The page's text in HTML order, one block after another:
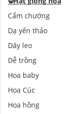
Cẩm chướng
Dạ yến thảo
Dây leo
Dễ trồng
Hoa baby
Hoa Cúc
Hoa hồng